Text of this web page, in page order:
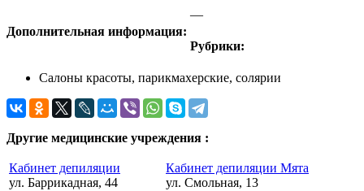
Дополнительная информация:
—
Рубрики:
Салоны красоты, парикмахерские, солярии
Другие медицинские учреждения :
Кабинет депиляции
ул. Баррикадная, 44
Кабинет депиляции Мята
ул. Смольная, 13